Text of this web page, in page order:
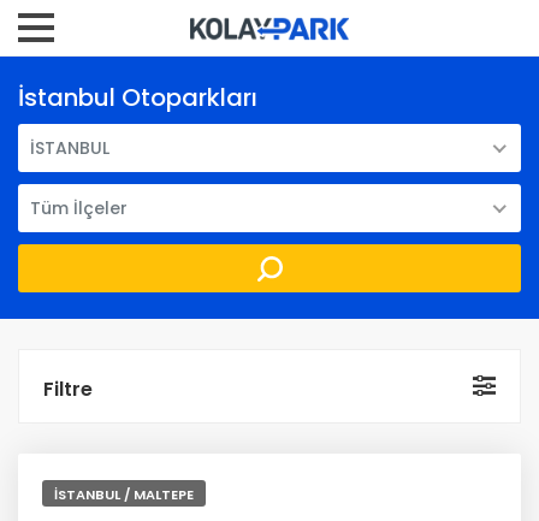
İstanbul Otoparkları
İSTANBUL
Tüm İlçeler
Filtre
İSTANBUL / MALTEPE